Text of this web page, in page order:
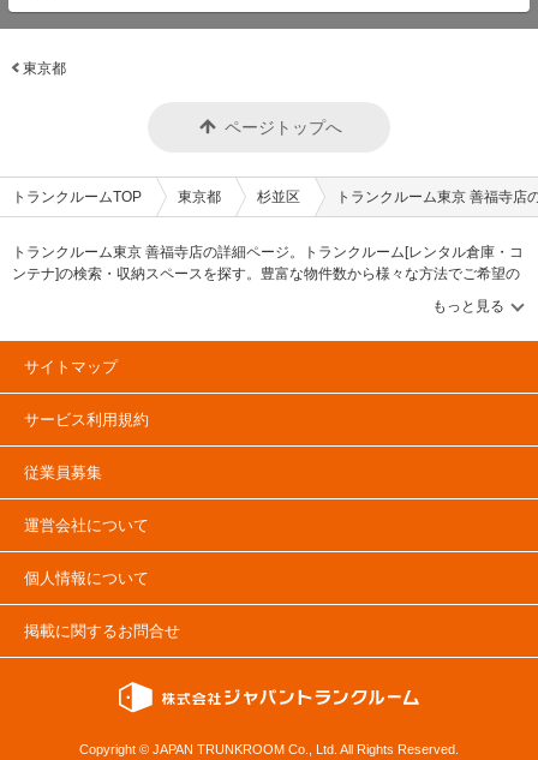
東京都
ページトップへ
トランクルームTOP 東京都 杉並区 トランクルーム東京 善福寺店
トランクルーム東京 善福寺店の詳細ページ。トランクルーム[レンタル倉庫・コ
ンテナ]の検索・収納スペースを探す。豊富な物件数から様々な方法でご希望の
収納スペースを簡単に探せるトランクルーム情報サイトです。トランクルーム
東京 善福寺店の住所・最寄りの駅、物件タイプのご紹介や料金表、お得なキャ
ンペーン情報もあります。気になる物件タイプを見つけたら、メールか電話で
お問合せが可能です（無料）。
サイトマップ
サービス利用規約
従業員募集
運営会社について
個人情報について
掲載に関するお問合せ
Copyright © JAPAN TRUNKROOM Co., Ltd. All Rights Reserved.